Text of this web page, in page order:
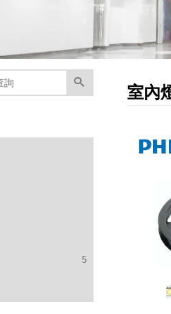
5
室內